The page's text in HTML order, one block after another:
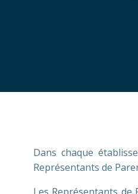
Dans chaque
Représentants de